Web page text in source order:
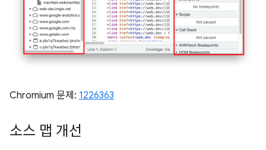
Chromium 문제: 1226363
소스 맵 개선